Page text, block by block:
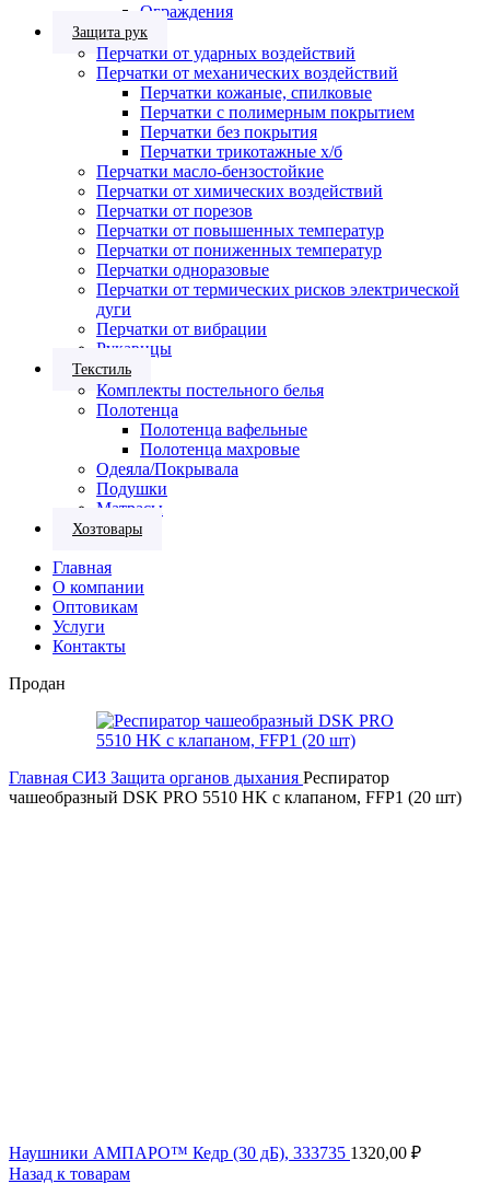
Ограждения
Защита рук
Перчатки от ударных воздействий
Перчатки от механических воздействий
Перчатки кожаные, спилковые
Перчатки с полимерным покрытием
Перчатки без покрытия
Перчатки трикотажные х/б
Перчатки масло-бензостойкие
Перчатки от химических воздействий
Перчатки от порезов
Перчатки от повышенных температур
Перчатки от пониженных температур
Перчатки одноразовые
Перчатки от термических рисков электрической
дуги
Перчатки от вибрации
Рукавицы
Текстиль
Комплекты постельного белья
Полотенца
Полотенца вафельные
Полотенца махровые
Одеяла/Покрывала
Подушки
Матрасы
Хозтовары
Главная
О компании
Оптовикам
Услуги
Контакты
Продан
Главная СИЗ Защита органов дыхания Респиратор
чашеобразный DSK PRO 5510 НK с клапаном, FFP1 (20 шт)
Наушники АМПАРО™ Кедр (30 дБ), 333735 1320,00 ₽
Назад к товарам